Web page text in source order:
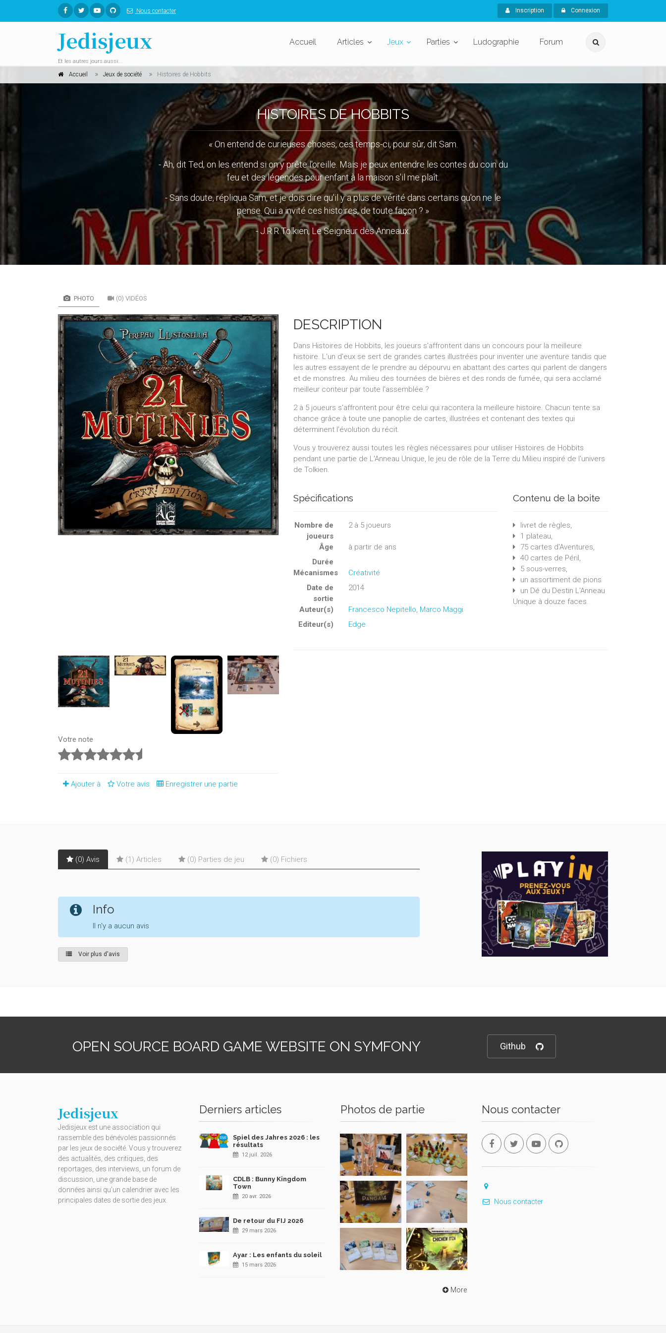
Nous contacter Inscription Connexion
Jedisjeux
Et les autres jours aussi...
Accueil Articles Jeux Parties Ludographie Forum
Accueil Jeux de société Histoires de Hobbits
HISTOIRES DE HOBBITS
« On entend de curieuses choses, ces temps-ci, pour sûr, dit Sam.
- Ah, dit Ted, on les entend si on y prête l'oreille. Mais je peux entendre les contes du coin du
feu et des légendes pour enfant à la maison s'il me plaît.
- Sans doute, répliqua Sam, et je dois dire qu'il y a plus de vérité dans certains qu'on ne le
pense. Qui a invité ces histoires, de toute façon ? »
- J.R.R Tolkien, Le Seigneur des Anneaux.
PHOTO (0) VIDÉOS
Votre note
Ajouter à Votre avis Enregistrer une partie
DESCRIPTION
Dans Histoires de Hobbits, les joueurs s'affrontent dans un concours pour la meilleure
histoire. L'un d'eux se sert de grandes cartes illustrées pour inventer une aventure tandis que
les autres essayent de le prendre au dépourvu en abattant des cartes qui parlent de dangers
et de monstres. Au milieu des tournées de bières et des ronds de fumée, qui sera acclamé
meilleur conteur par toute l'assemblée ?
2 à 5 joueurs s'affrontent pour être celui qui racontera la meilleure histoire. Chacun tente sa
chance grâce à toute une panoplie de cartes, illustrées et contenant des textes qui
déterminent l'évolution du récit.
Vous y trouverez aussi toutes les règles nécessaires pour utiliser Histoires de Hobbits
pendant une partie de L'Anneau Unique, le jeu de rôle de la Terre du Milieu inspiré de l'univers
de Tolkien.
Spécifications
Nombre de
joueurs
2à 5joueurs
Âge
à partir de ans
Durée
Mécanismes
Créativité
Date de
sortie
2014
Auteur(s) Francesco Nepitello, Marco Maggi
Editeur(s)
Edge
Contenu de la boite
livret de règles,
1 plateau,
75 cartes d'Aventures,
40 cartes de Péril,
5 sous-verres,
un assortiment de pions
un Dé du Destin L'Anneau
Unique à douze faces.
(0) Avis (1) Articles (0) Parties de jeu (0) Fichiers
Info
Il n'y a aucun avis
Voir plus d'avis
OPEN SOURCE BOARD GAME WEBSITE ON SYMFONY Github
Jedisjeux
Jedisjeux est une association qui
rassemble des bénévoles passionnés
par les jeux de société. Vous y trouverez
des actualités, des critiques, des
reportages, des interviews, un forum de
discussion, une grande base de
données ainsi qu’un calendrier avec les
principales dates de sortie des jeux.
Derniers articles
Spiel des Jahres 2026 : les
résultats
12 juil. 2026
CDLB : Bunny Kingdom
Town
20 avr. 2026
De retour du FIJ 2026
29 mars 2026
Ayar : Les enfants du soleil
15 mars 2026
Photos de partie
More
Nous contacter
Nous contacter